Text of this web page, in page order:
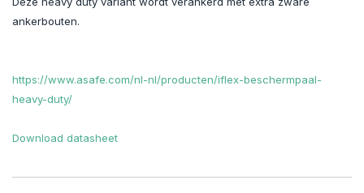
ankerbouten.
https://www.asafe.com/nl-nl/producten/iflex-beschermpaal-
heavy-duty/
Download datasheet